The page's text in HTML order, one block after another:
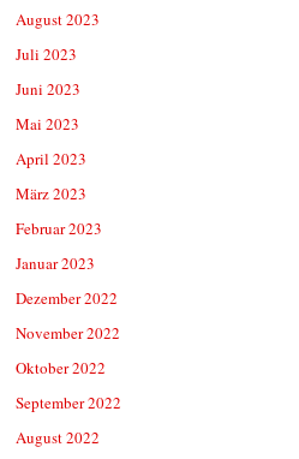
August 2023
Juli 2023
Juni 2023
Mai 2023
April 2023
März 2023
Februar 2023
Januar 2023
Dezember 2022
November 2022
Oktober 2022
September 2022
August 2022